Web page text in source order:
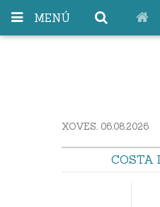
MENÚ
XOVES. 06.08.2026
COSTA